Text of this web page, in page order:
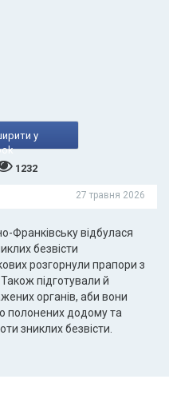
у
1232
27 травня 2026
Франківську відбулася
безвісти
розгорнули прапори з
підготували й
органів, аби вони
полонених додому та
зниклих безвісти.